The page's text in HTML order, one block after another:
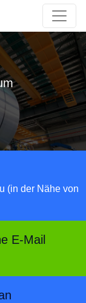
(in der Nähe von
E-Mail